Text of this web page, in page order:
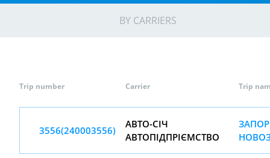
BY CARRIERS
Trip number Carrier Trip
3556(240003556)
АВТО-СIЧ
АВТОПIДПРIЄМСТВО